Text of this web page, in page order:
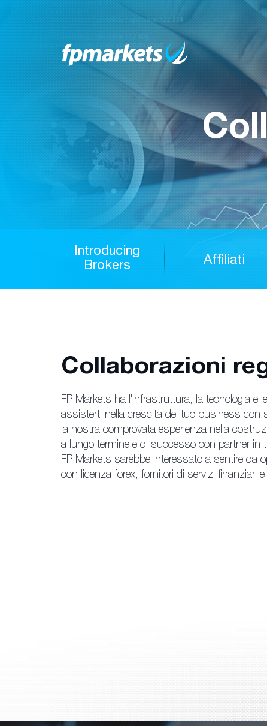
Introducing
Brokers
Affiliati
Collaborazioni
FP Markets ha l'infrastruttura, la tecnologia e
assisterti nella crescita del tuo business con
la nostra comprovata esperienza nella
a lungo termine e di successo con partner in
FP Markets sarebbe interessato a sentire da
con licenza forex, fornitori di servizi finanziari e